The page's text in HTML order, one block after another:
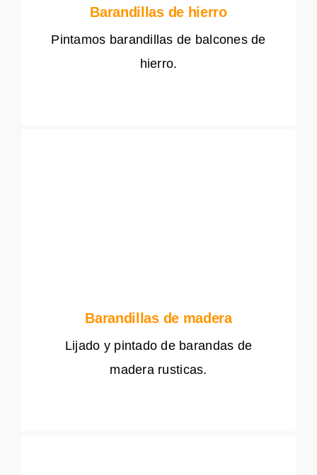
Barandillas de hierro
Pintamos barandillas de balcones de
hierro.
Barandillas de madera
Lijado y pintado de barandas de
madera rusticas.